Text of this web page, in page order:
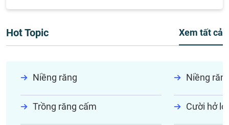
Hot Topic Xem tất cả
Niềng răng Niềng
Trồng răng cấm Cười hở lợi